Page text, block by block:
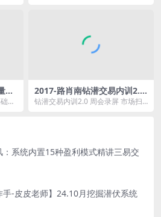
价
解
2017-路肖南钻潜交易内训2.0,
钻潜内训交易核心课
钻潜交易内训2.0 周会录屏 市场扫
：系统内置15种盈利模式精讲三易交
手-皮皮老师】24.10月挖掘潜伏系统